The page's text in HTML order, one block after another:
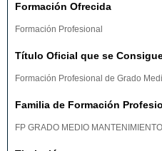
Formación Ofrecida
Formación Profesional
Título Oficial que se
Formación Profesional de Grado
Familia de Formación
FP GRADO MEDIO